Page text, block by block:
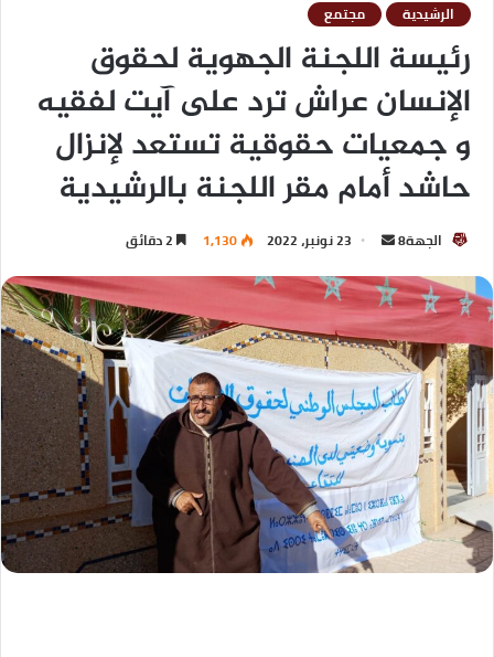
الرشيدية مجتمع
رئيسة اللجنة الجهوية لحقوق
الإنسان عراش ترد على آيت لفقيه
و جمعيات حقوقية تستعد لإنزال
حاشد أمام مقر اللجنة بالرشيدية
الجهة8 23 نونبر، 2022 1,130